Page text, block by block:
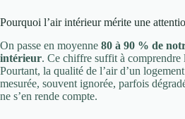
Pourquoi l’air intérieur mérite une
On passe en moyenne 80 à 90 % de
intérieur. Ce chiffre suffit à comprendre
Pourtant, la qualité de l’air d’un
mesurée, souvent ignorée, parfois
ne s’en rende compte.